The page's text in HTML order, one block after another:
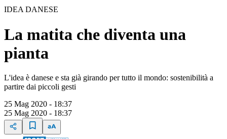
IDEA DANESE
La matita che diventa una
pianta
L'idea è danese e sta già girando per tutto il mondo: sostenibilità a
partire dai piccoli gesti
25 Mag 2020 - 18:37
25 Mag 2020 - 18:37